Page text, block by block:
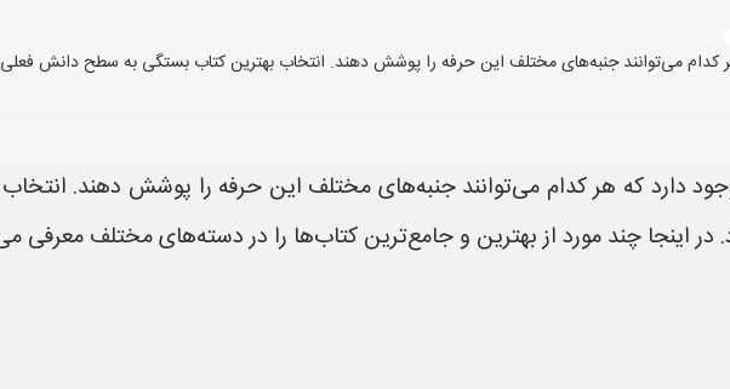
کدام می‌توانند جنبه‌های مختلف این حرفه را پوشش دهند. انتخاب بهترین کتاب بستگی به سطح دانش فعلی
وجود دارد که هر کدام می‌توانند جنبه‌های مختلف این حرفه را پوشش دهند.
در اینجا چند مورد از بهترین و جامع‌ترین کتاب‌ها را در دسته‌های مختلف معرفی